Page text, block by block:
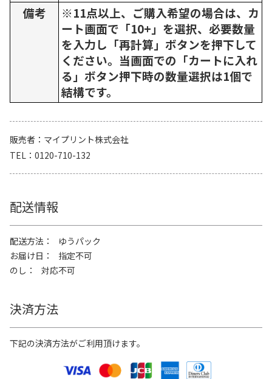
備考
※11点以上、ご購入希望の場合は、カ
ート画面で「10+」を選択、必要数量
を入力し「再計算」ボタンを押下して
ください。当画面での「カートに入れ
る」ボタン押下時の数量選択は1個で
結構です。
販売者
マイプリント株式会社
TEL
0120-710-132
配送情報
配送方法
ゆうパック
お届け日
指定不可
のし
対応不可
決済方法
下記の決済方法がご利用頂けます。